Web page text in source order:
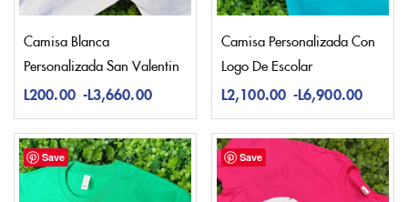
Camisa Blanca
Personalizada San Valentin
L200.00 -L3,660.00
Camisa Personalizada Con
Logo De Escolar
L2,100.00 -L6,900.00
Save Save